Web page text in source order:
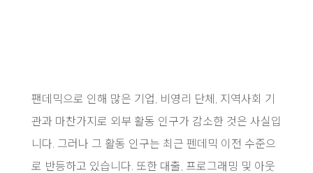
팬데믹으로 인해 많은 기업, 비영리 단체, 지역사회 기
관과 마찬가지로 외부 활동 인구가 감소한 것은 사실입
니다. 그러나 그 활동 인구는 최근 펜데믹 이전 수준으
로 반등하고 있습니다. 또한 대출, 프로그래밍 및 아웃